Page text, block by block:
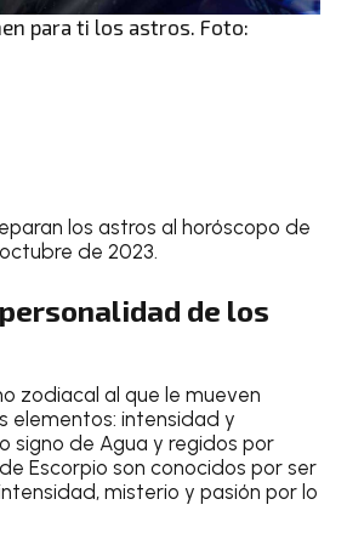
para ti los astros. Foto:
los astros alhoróscopo de
de 2023.
de los
zodiacal al que le mueven
elementos: intensidad y
signo de Agua y regidos por
deEscorpio son conocidos por ser
misterio y pasión por lo